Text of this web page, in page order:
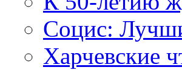
Социс:
Харчевские